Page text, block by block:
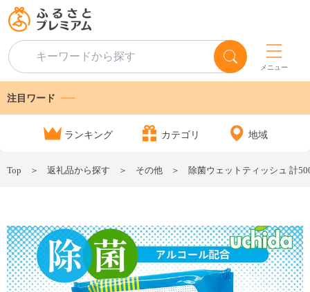
メニュー
注目ワード
ランキング カテゴリ 地域
Top 返礼品から探す その他 除菌ウェットティッシュ 計